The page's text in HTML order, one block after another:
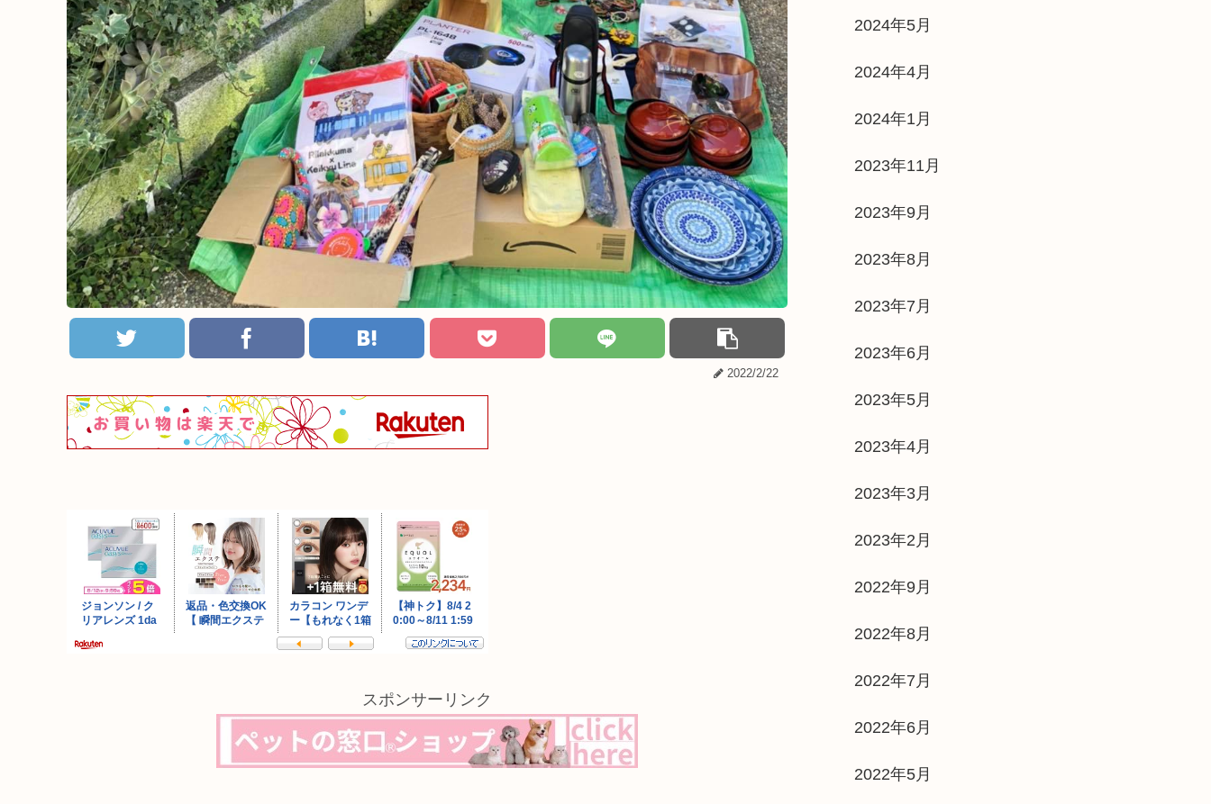
2022/2/22
スポンサーリンク
2024年5月
2024年4月
2024年1月
2023年11月
2023年9月
2023年8月
2023年7月
2023年6月
2023年5月
2023年4月
2023年3月
2023年2月
2022年9月
2022年8月
2022年7月
2022年6月
2022年5月